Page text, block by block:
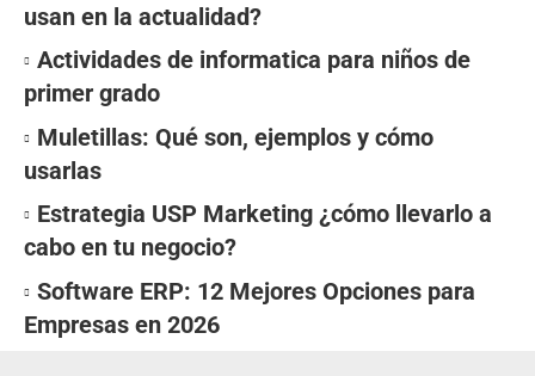
usan en la actualidad?
Actividades de informatica para niños de
primer grado
Muletillas: Qué son, ejemplos y cómo
usarlas
Estrategia USP Marketing ¿cómo llevarlo a
cabo en tu negocio?
Software ERP: 12 Mejores Opciones para
Empresas en 2026